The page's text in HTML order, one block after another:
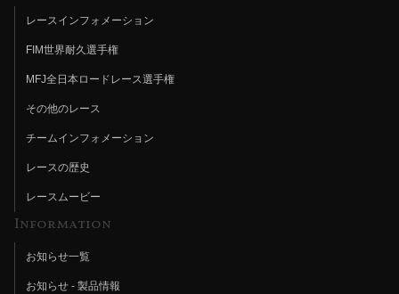
レースインフォメーション
FIM世界耐久選手権
MFJ全日本ロードレース選手権
その他のレース
チームインフォメーション
レースの歴史
レースムービー
Information
お知らせ一覧
お知らせ - 製品情報